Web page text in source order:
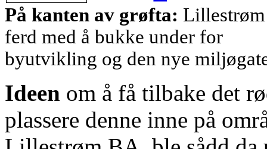
På kanten av grøfta:
ferd med å bukke under for
byutvikling og den nye
Ideen om å få tilbake det
plassere denne inne på